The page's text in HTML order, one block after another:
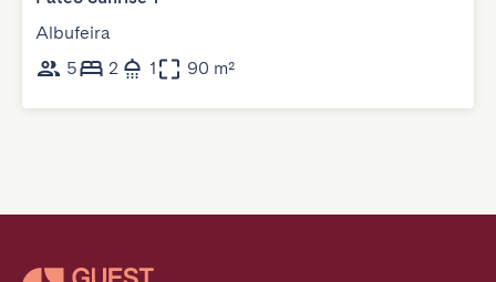
Albufeira
5
2 1 90 m²